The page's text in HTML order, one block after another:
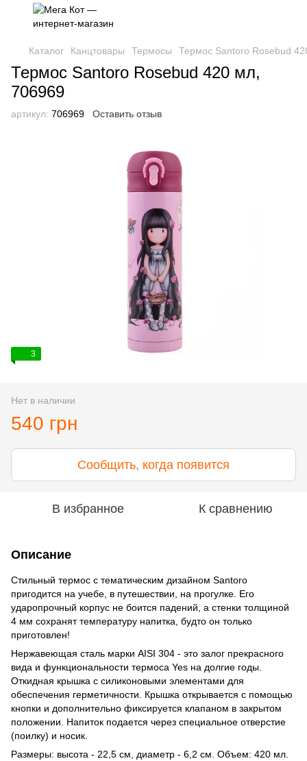
Каталог Канцтовары Термосы Термос Santoro Rosebud
Термос Santoro Rosebud 420 мл,
706969
артикул: 706969 Оставить отзыв
3
Нет в наличии
540 грн
Сообщить, когда появится
В избранное К сравнению
Описание
Стильный термос с тематическим дизайном Santoro
пригодится на учебе, в путешествии, на прогулке. Его
ударопрочный корпус не боится падений, а стенки толщиной
4 мм сохранят температуру напитка, будто он только
приготовлен!
Нержавеющая сталь марки AISI 304 - это залог прекрасного
вида и функциональности термоса Yes на долгие годы.
Откидная крышка с силиконовыми элементами для
обеспечения герметичности. Крышка открывается с помощью
кнопки и дополнительно фиксируется клапаном в закрытом
положении. Напиток подается через специальное отверстие
(поилку) и носик.
Размеры: высота - 22,5 см, диаметр - 6,2 см. Объем: 420 мл.